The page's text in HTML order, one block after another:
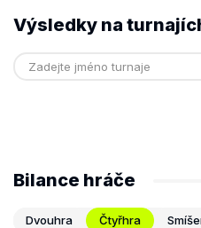
Výsledky na
Bilance hráče
Dvouhra Čtyřhra